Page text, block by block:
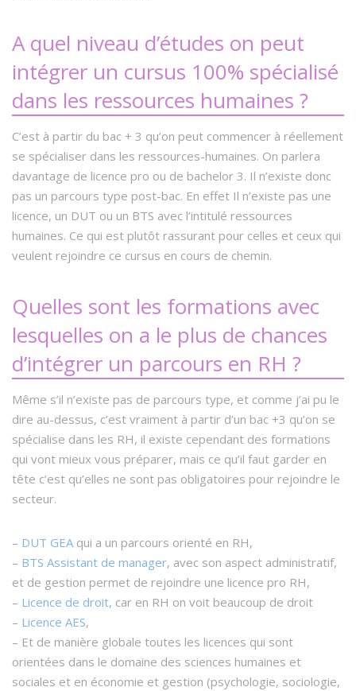
A quel niveau d’études on peut
intégrer un cursus 100% spécialisé
dans les ressources humaines ?
C’est à partir du bac + 3 qu’on peut commencer à réellement
se spécialiser dans les ressources-humaines. On parlera
davantage de licence pro ou de bachelor 3. Il n’existe donc
pas un parcours type post-bac. En effet Il n’existe pas une
licence, un DUT ou un BTS avec l’intitulé ressources
humaines. Ce qui est plutôt rassurant pour celles et ceux qui
veulent rejoindre ce cursus en cours de chemin.
Quelles sont les formations avec
lesquelles on a le plus de chances
d’intégrer un parcours en RH ?
Même s’il n’existe pas de parcours type, et comme j’ai pu le
dire au-dessus, c’est vraiment à partir d’un bac +3 qu’on se
spécialise dans les RH, il existe cependant des formations
qui vont mieux vous préparer, mais ce qu’il faut garder en
tête c’est qu’elles ne sont pas obligatoires pour rejoindre le
secteur.
– DUT GEAqui a un parcours orienté en RH,
– BTS Assistant de manager, avec son aspect administratif,
et de gestion permet de rejoindre une licence pro RH,
– Licence de droit, car en RH on voit beaucoup de droit
– Licence AES,
– Et de manière globale toutes les licences qui sont
orientées dans le domaine des sciences humaines et
sociales et en économie et gestion (psychologie, sociologie,